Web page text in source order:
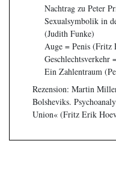
Nachtrag zu Peter
Sexualsymbolik in
(Judith Funke)
Auge = Penis (Fritz
Ein Zahlentraum
Rezension: Martin
Bolsheviks.
Union« (Fritz Erik